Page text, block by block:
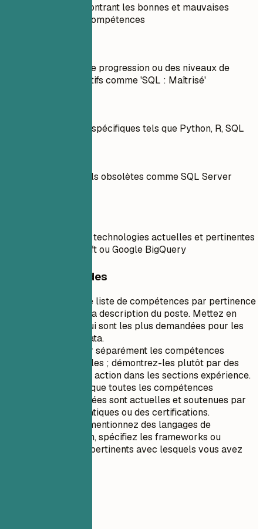
Exemple concret montrant les bonnes et mauvaises
pratiques pour les compétences
Inclure des barres de progression ou des niveaux de
compétence subjectifs comme 'SQL : Maîtrisé'
Lister des langages spécifiques tels que Python, R, SQL
Mentionner des outils obsolètes comme SQL Server
Mettre en avant des technologies actuelles et pertinentes
comme AWS Redshift ou Google BigQuery
Conseils rapides
Priorisez votre liste de compétences par pertinence
par rapport à la description du poste. Mettez en
avant celles qui sont les plus demandées pour les
rôles en Big Data.
Évitez de lister séparément les compétences
interpersonnelles ; démontrez-les plutôt par des
points orientés action dans les sections expérience.
Assurez-vous que toutes les compétences
techniques listées sont actuelles et soutenues par
des projets pratiques ou des certifications.
Lorsque vous mentionnez des langages de
programmation, spécifiez les frameworks ou
bibliothèques pertinents avec lesquels vous avez